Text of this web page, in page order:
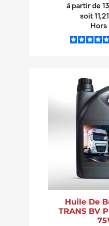
à partir de
soit
Hors
Huile De
TRANS BV